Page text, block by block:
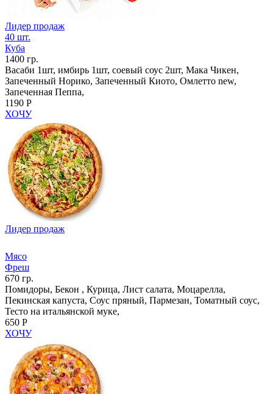
Лидер продаж
40 шт.
Куба
1400 гр.
Васаби 1шт, имбирь 1шт, соевый соус 2шт, Мака Чикен,
Запеченный Норико, Запеченный Киото, Омлетто new,
Запеченная Пеппа,
1190 Р
ХОЧУ
Лидер продаж
Мясо
Фреш
670 гр.
Помидоры, Бекон , Курица, Лист салата, Моцарелла,
Пекинская капуста, Соус пряный, Пармезан, Томатный соус,
Тесто на итальянской муке,
650 Р
ХОЧУ